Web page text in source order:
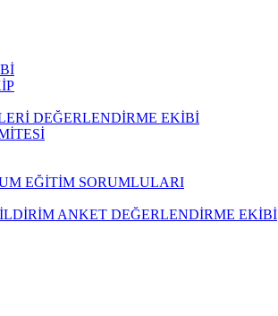
DEĞERLENDİRME EKİBİ
EĞİTİM SORUMLULARI
ANKET DEĞERLENDİRME EKİBİ